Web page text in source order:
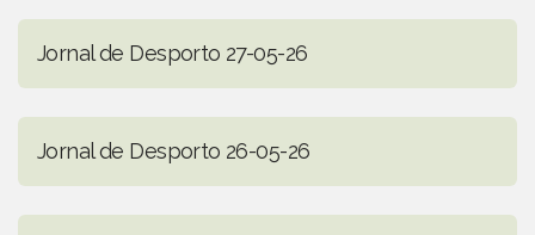
Jornal de Desporto 27-05-26
Jornal de Desporto 26-05-26